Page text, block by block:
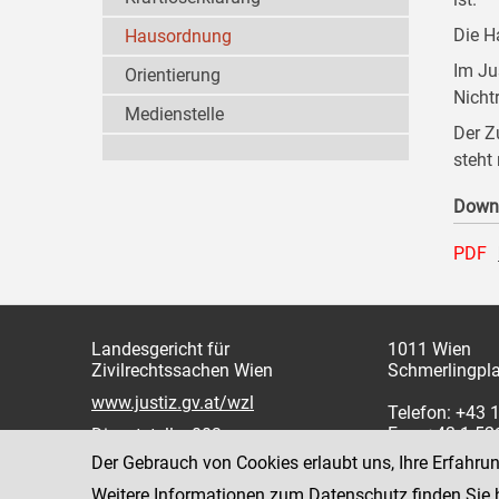
Die
Im
Der
steht
PDF
Hausordnung
Orientierung
Medienstelle
Landesgericht für
Zivilrechtssachen Wien
www.justiz.gv.at/wzl
Dienststelle: 003
1011 Wien
Telefon: +43
Fax: +43 1
Der Gebrauch von Cookies erlaubt uns, Ihre